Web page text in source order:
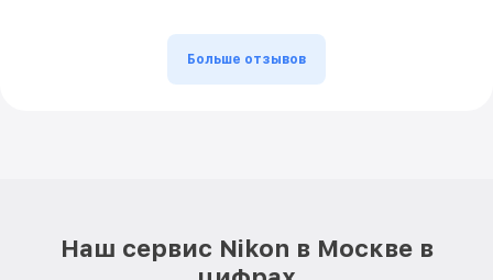
Больше отзывов
Наш сервис Nikon в Москве в